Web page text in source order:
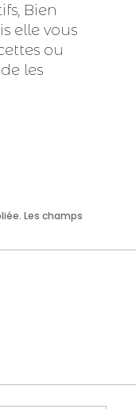
Bien
elle vous
ou
les
Les champs